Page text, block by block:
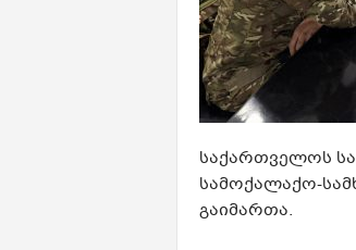
საქართველოს
სამოქალაქო-
გაიმართა.